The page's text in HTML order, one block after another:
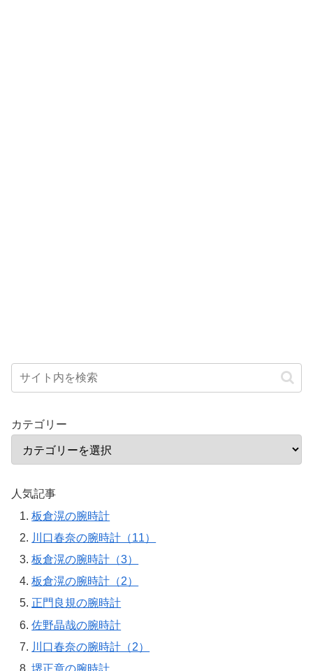
カテゴリー
人気記事
板倉滉の腕時計
川口春奈の腕時計（11）
板倉滉の腕時計（3）
板倉滉の腕時計（2）
正門良規の腕時計
佐野晶哉の腕時計
川口春奈の腕時計（2）
堺正章の腕時計